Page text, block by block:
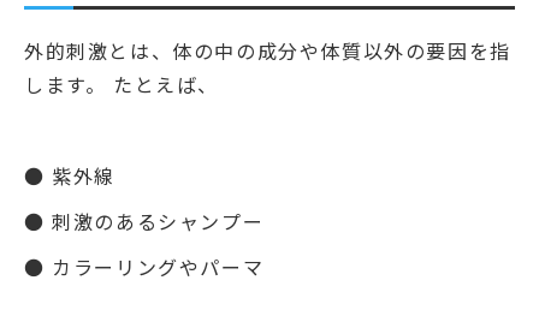
外的刺激とは、体の中の成分や体質以外の要因を指
します。 たとえば、
● 紫外線
● 刺激のあるシャンプー
● カラーリングやパーマ